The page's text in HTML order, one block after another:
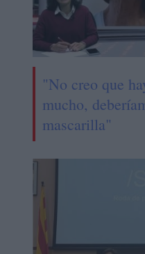
"No creo que
mucho,
mascarilla"